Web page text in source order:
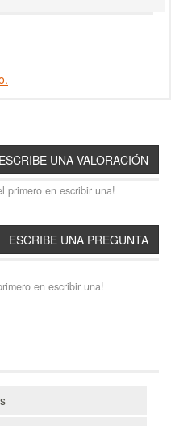
primero en escribir una!
en escribir una!